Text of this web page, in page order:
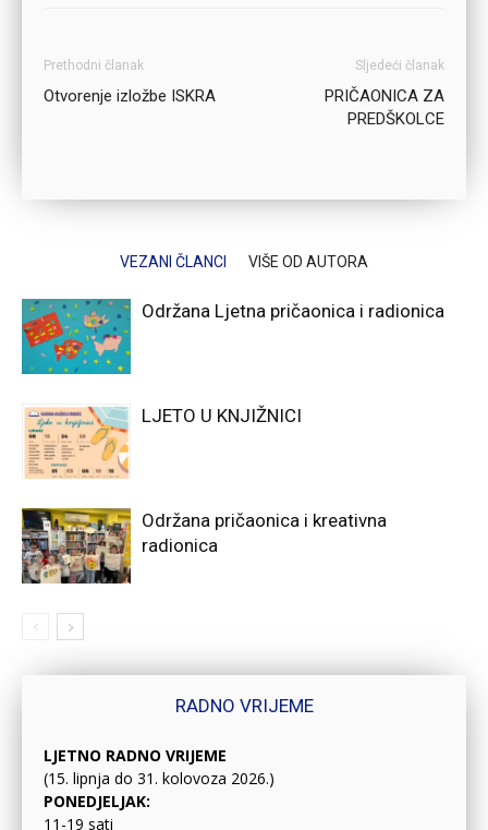
Prethodni članak
Otvorenje izložbe ISKRA
Sljedeći članak
PRIČAONICA ZA
PREDŠKOLCE
VEZANI ČLANCI VIŠE OD AUTORA
Održana Ljetna pričaonica i radionica
LJETO U KNJIŽNICI
Održana pričaonica i kreativna
radionica
RADNO VRIJEME
LJETNO RADNO VRIJEME
(15. lipnja do 31. kolovoza 2026.)
PONEDJELJAK:
11-19 sati